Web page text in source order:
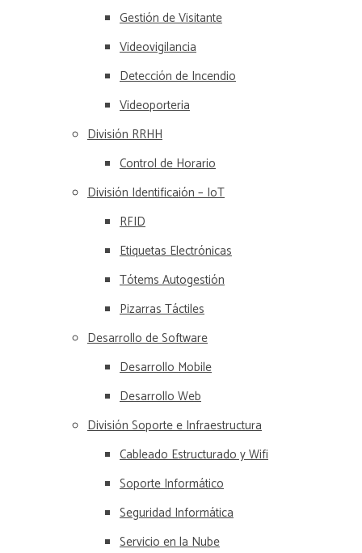
Gestión de Visitante
Videovigilancia
Detección de Incendio
Videoporteria
División RRHH
Control de Horario
División Identificaión – IoT
RFID
Etiquetas Electrónicas
Tótems Autogestión
Pizarras Táctiles
Desarrollo de Software
Desarrollo Mobile
Desarrollo Web
División Soporte e Infraestructura
Cableado Estructurado y Wifi
Soporte Informático
Seguridad Informática
Servicio en la Nube